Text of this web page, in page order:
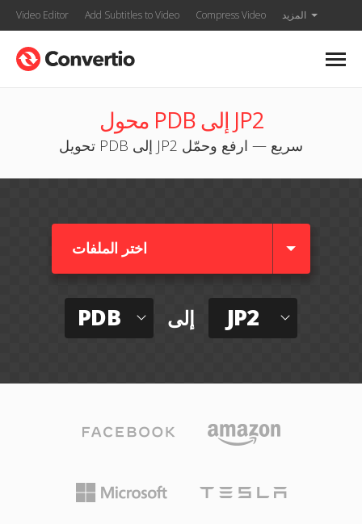
Video Editor Add Subtitles to Video Compress Video المزيد
محول PDB إلى JP2
تحويل PDB إلى JP2 سريع — ارفع وحمّل
اختر الملفات
PDB إلى JP2